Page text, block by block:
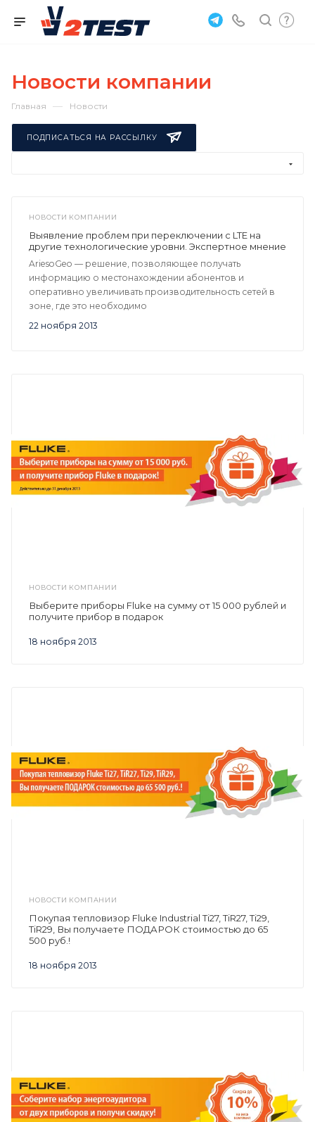
Новости компании
Главная — Новости
ПОДПИСАТЬСЯ НА РАССЫЛКУ
НОВОСТИ КОМПАНИИ
22 ноября 2013
Выявление проблем при переключении с LTE на
другие технологические уровни. Экспертное мнение
AriesoGeo — решение, позволяющее получать
информацию о местонахождении абонентов и
оперативно увеличивать производительность сетей в
зоне, где это необходимо
НОВОСТИ КОМПАНИИ
18 ноября 2013
Выберите приборы Fluke на сумму от 15 000 рублей и
получите прибор в подарок
НОВОСТИ КОМПАНИИ
18 ноября 2013
Покупая тепловизор Fluke Industrial Ti27, TiR27, Ti29,
TiR29, Вы получаете ПОДАРОК стоимостью до 65
500 руб.!